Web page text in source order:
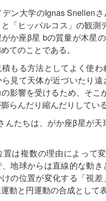
ン大学のIgnas Snellen
「ヒッパルコス」の観
がか座β星 bの質量が木星
てのことである。
もる方法としてよく使
見て天体が近づいたり
影響を受けるため、そ
らんだり縮んだりしてい
んたちは、がか座β星が
置は複数の理由によって
、地球からは直線的な動
の位置が変化する「視
動と円運動の合成として